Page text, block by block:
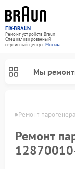
FIX-BRAUN
Ремонт устройств Braun
Специализированный
cервисный центр г.Москва
Мы
Ремонт
Ремонт